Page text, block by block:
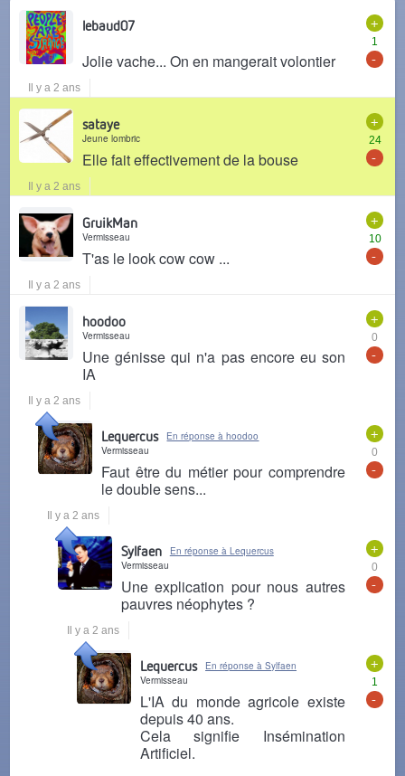
+
1
-
lebaud07
Jolie vache... On en mangerait volontier
Il y a 2 ans
+
24
-
sataye
Jeune lombric
Elle fait effectivement de la bouse
Il y a 2 ans
+
10
-
GruikMan
Vermisseau
T'as le look cow cow ...
Il y a 2 ans
+
0
-
hoodoo
Vermisseau
Une génisse qui n'a pas encore eu son
IA
Il y a 2 ans
+
0
-
Lequercus
En réponse à hoodoo
Vermisseau
Faut être du métier pour comprendre
le double sens...
Il y a 2 ans
+
0
-
Sylfaen
En réponse à Lequercus
Vermisseau
Une explication pour nous autres
pauvres néophytes ?
Il y a 2 ans
+
1
-
Lequercus
En réponse à Sylfaen
Vermisseau
L'IA du monde agricole existe
depuis 40 ans.
Cela signifie Insémination
Artificiel.